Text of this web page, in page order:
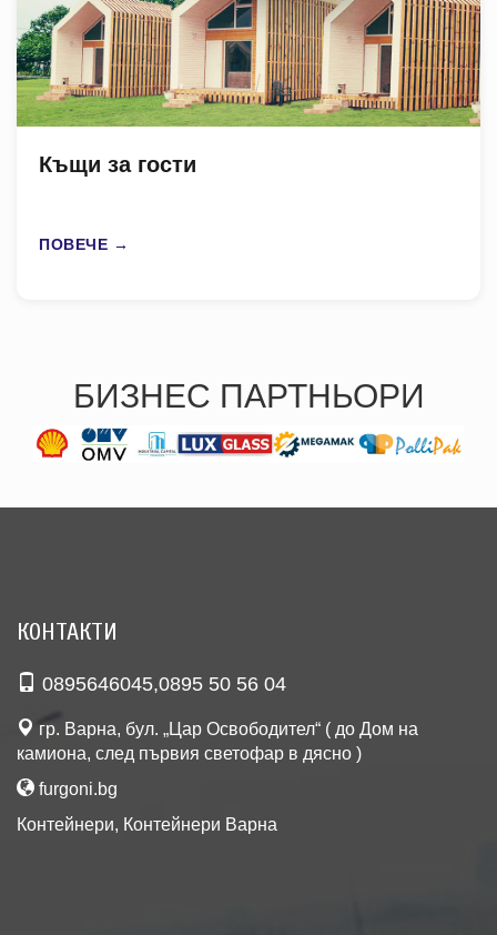
Къщи за гости
ПОВЕЧЕ →
БИЗНЕС ПАРТНЬОРИ
КОНТАКТИ
0895646045,0895 50 56 04
гр. Варна, бул. „Цар Освободител“ ( до Дом на
камиона, след първия светофар в дясно )
furgoni.bg
Контейнери, Контейнери Варна